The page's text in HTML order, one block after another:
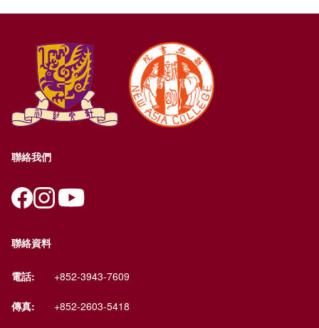
聯絡我們
聯絡資料
電話: +852-3943-7609
傳真: +852-2603-5418